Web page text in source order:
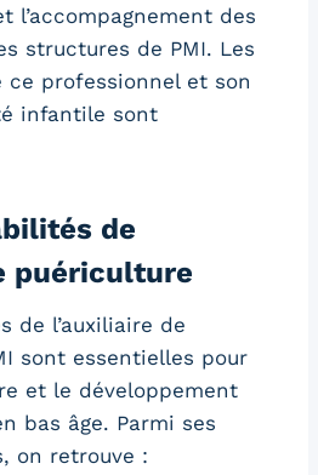
l’accompagnement des
structures de PMI. Les
ce professionnel et son
infantile sont
de
puériculture
de l’auxiliaire de
sont essentielles pour
et le développement
bas âge. Parmi ses
on retrouve :